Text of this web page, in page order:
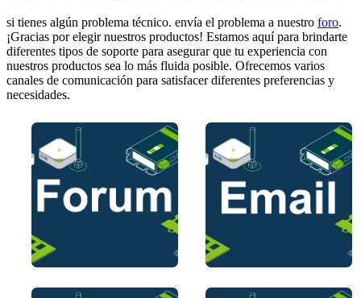
si tienes algún problema técnico. envía el problema a nuestro foro.
¡Gracias por elegir nuestros productos! Estamos aquí para brindarte
diferentes tipos de soporte para asegurar que tu experiencia con
nuestros productos sea lo más fluida posible. Ofrecemos varios
canales de comunicación para satisfacer diferentes preferencias y
necesidades.